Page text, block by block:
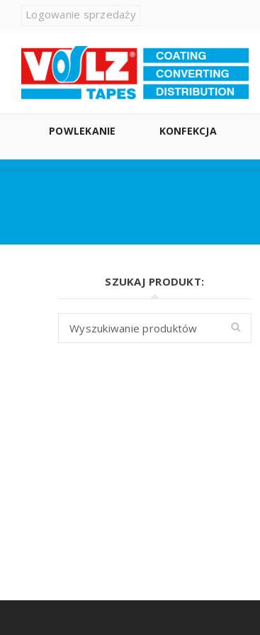
Logowanie sprzedaży
POWLEKANIE KONFEKCJA
SZUKAJ PRODUKT: